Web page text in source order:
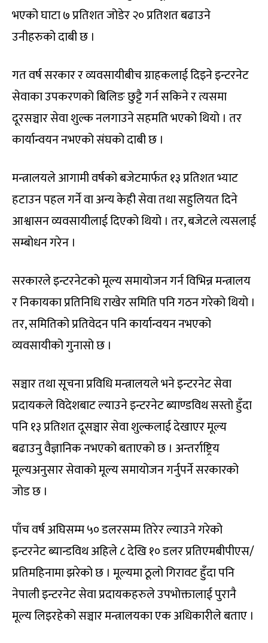
भएको घाटा ७ प्रतिशत जोडेर २० प्रतिशत बढाउने
उनीहरुको दाबी छ ।
गत वर्ष सरकार र व्यवसायीबीच ग्राहकलाई दिइने इन्टरनेट
सेवाका उपकरणको बिलिङ छुट्टै गर्न सकिने र त्यसमा
दूरसञ्चार सेवा शुल्क नलगाउने सहमति भएको थियो । तर
कार्यान्वयन नभएको संघको दाबी छ ।
मन्त्रालयले आगामी वर्षको बजेटमार्फत १३ प्रतिशत भ्याट
हटाउन पहल गर्ने वा अन्य केही सेवा तथा सहुलियत दिने
आश्वासन व्यवसायीलाई दिएको थियो । तर, बजेटले त्यसलाई
सम्बोधन गरेन ।
सरकारले इन्टरनेटको मूल्य समायोजन गर्न विभिन्न मन्त्रालय
र निकायका प्रतिनिधि राखेर समिति पनि गठन गरेको थियो ।
तर, समितिको प्रतिवेदन पनि कार्यान्वयन नभएको
व्यवसायीको गुनासो छ ।
सञ्चार तथा सूचना प्रविधि मन्त्रालयले भने इन्टरनेट सेवा
प्रदायकले विदेशबाट ल्याउने इन्टरनेट ब्याण्डविथ सस्तो हुँदा
पनि १३ प्रतिशत दूसञ्चार सेवा शुल्कलाई देखाएर मूल्य
बढाउनु वैज्ञानिक नभएको बताएको छ । अन्तर्राष्ट्रिय
मूल्यअनुसार सेवाको मूल्य समायोजन गर्नुपर्ने सरकारको
जोड छ ।
पाँच वर्ष अघिसम्म ५० डलरसम्म तिरेर ल्याउने गरेको
इन्टरनेट ब्यान्डविथ अहिले ८ देखि १० डलर प्रतिएमबीपीएस/
प्रतिमहिनामा झरेको छ । मूल्यमा ठूलो गिरावट हुँदा पनि
नेपाली इन्टरनेट सेवा प्रदायकहरुले उपभोक्तालाई पुरानै
मूल्य लिइरहेको सञ्चार मन्त्रालयका एक अधिकारीले बताए ।